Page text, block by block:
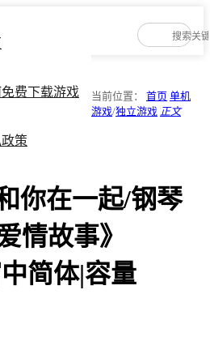
费下载游戏
策
当前位置： 首页 单机
游戏/独立游戏 正文
你在一起/钢琴
情故事》
简体|容量